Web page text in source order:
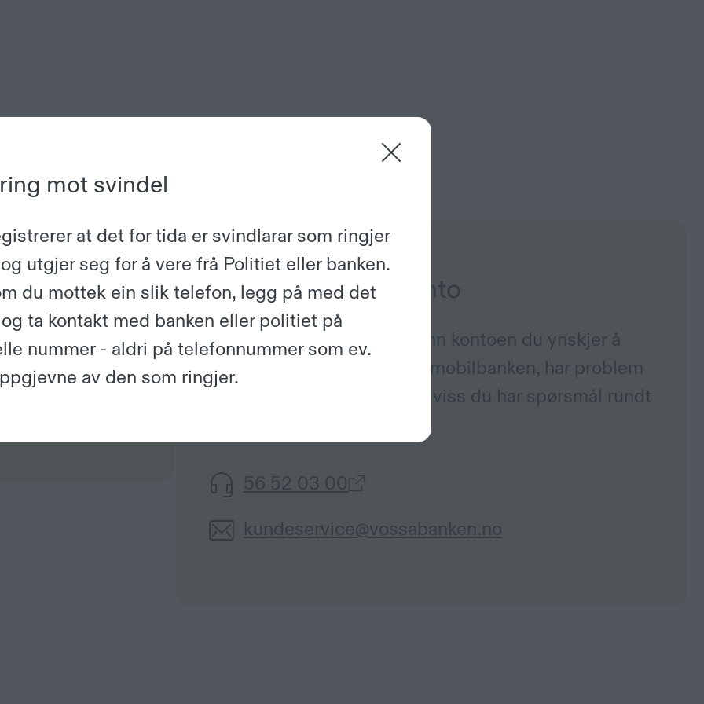
mot svindel
at det for tida er svindlarar som ringjer
utgjer seg for å vere frå Politiet eller banken.
du mottek ein slik telefon, legg på med det
ta kontakt med banken eller politiet på
nummer - aldri på telefonnummer som ev.
av den som ringjer.
i nettbanken
Kontakt oss om konto
Kontakt oss viss du ikkje finn kontoen du ynskjer å
oppretta i nettbanken eller mobilbanken, har problem
med å oppretta konto, eller viss du har spørsmål rundt
56 52 03 00
kundeservice@vossabanken.no